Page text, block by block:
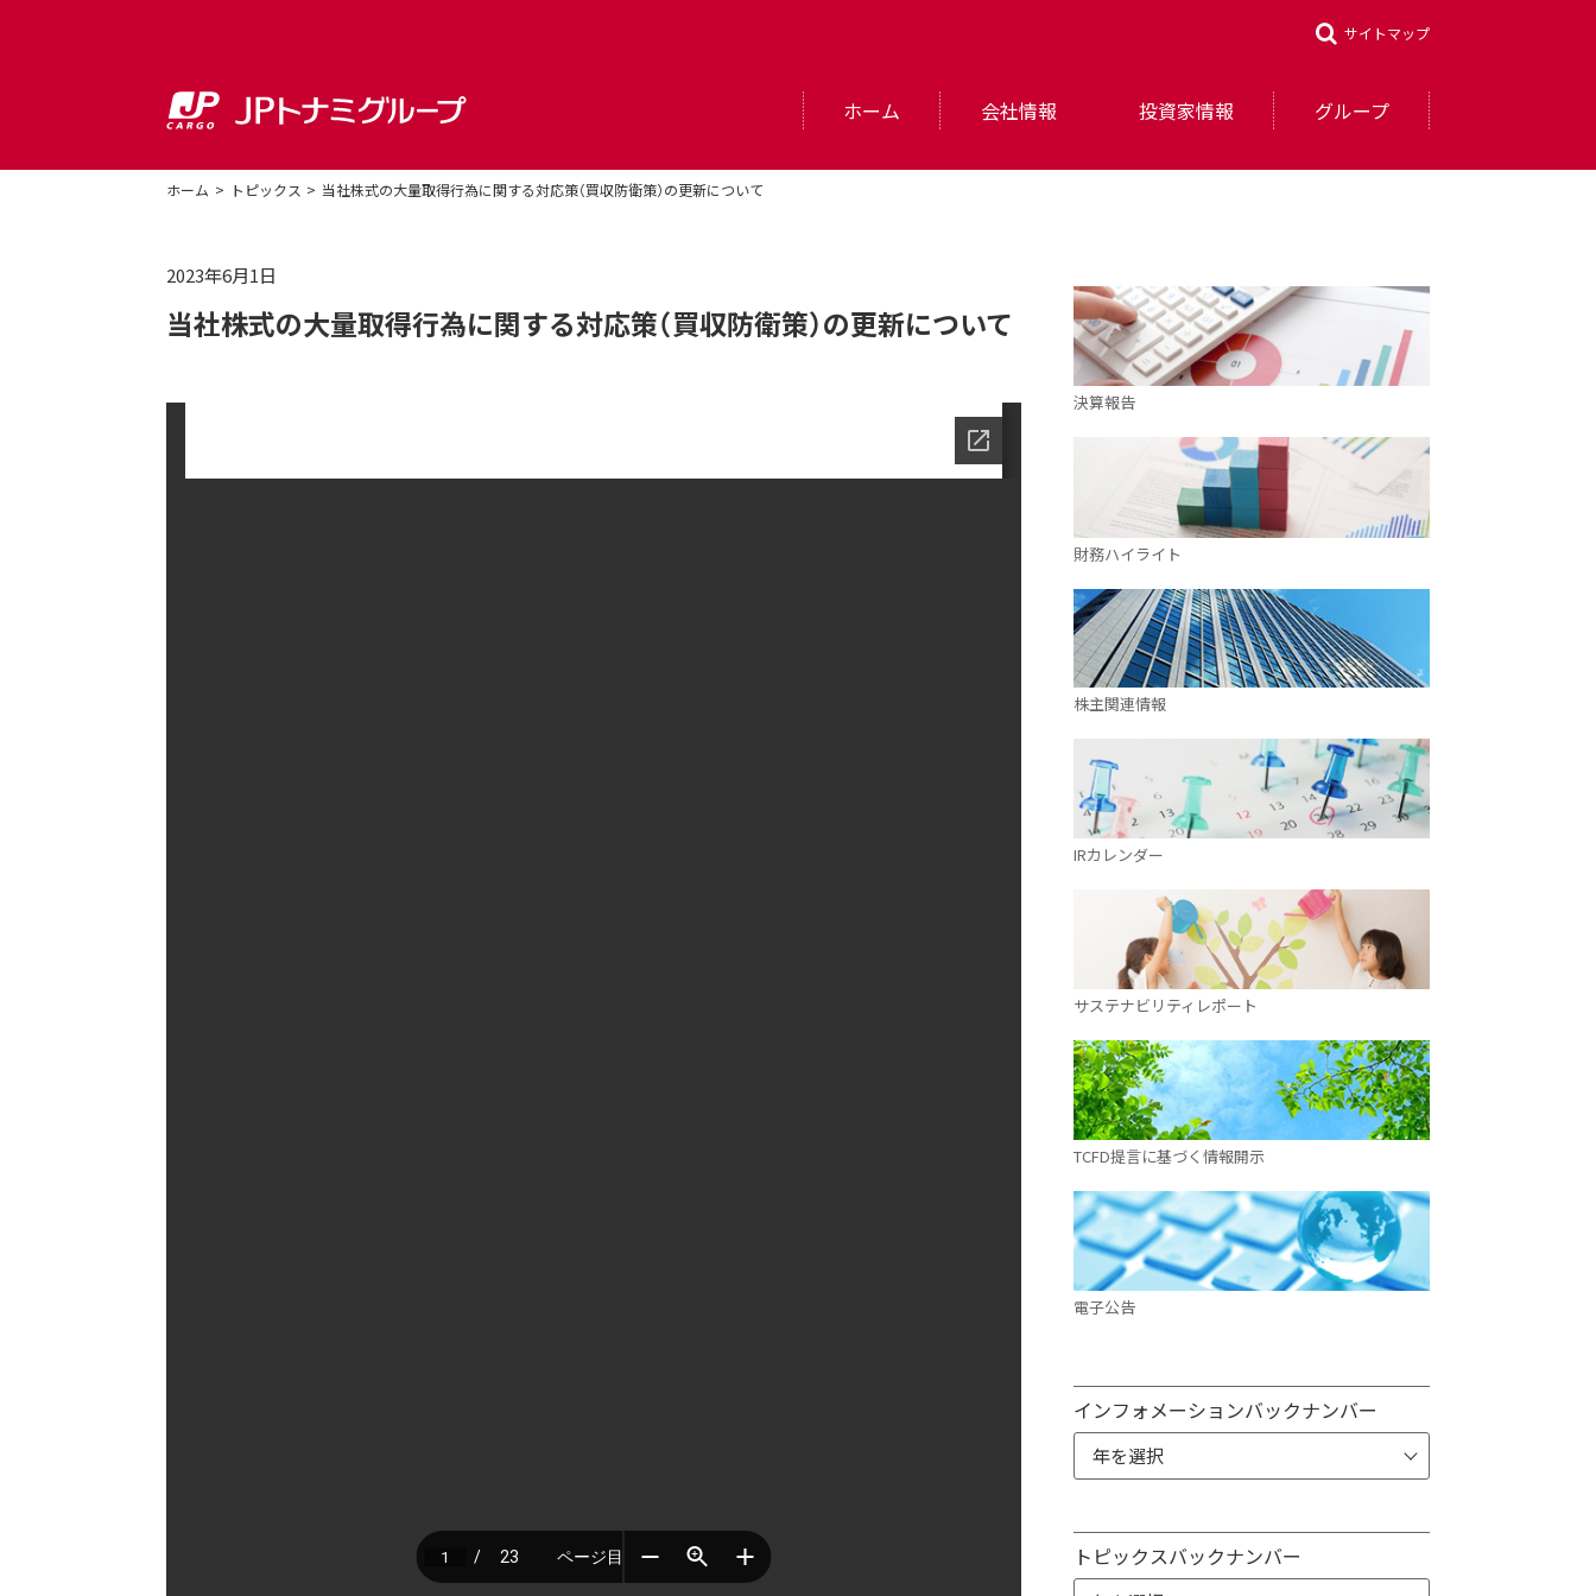
サイトマップ
ホーム 会社情報 投資家情報 グループ
ホーム トピックス 当社株式の大量取得行為に関する対応策（買収防衛策）の更新について
2023年6月1日
当社株式の大量取得行為に関する対応策（買収防衛策）の更新について
決算報告
財務ハイライト
株主関連情報
IRカレンダー
サステナビリティレポート
TCFD提言に基づく情報開示
電子公告
インフォメーションバックナンバー
トピックスバックナンバー